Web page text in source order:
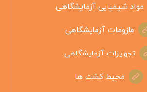
مواد شیمیایی آزمایشگاهی
ملزومات آزمایشگاهی
تجهیزات آزمایشگاهی
محیط کشت ها